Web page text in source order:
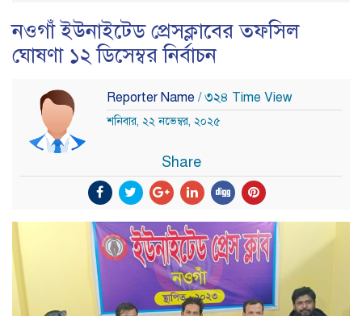
নওগাঁ ইউনাইটেড প্রেসক্লাবের তফসিল
ঘোষণা ১২ ডিসেম্বর নির্বাচন
Reporter Name / ৩২৪ Time View
শনিবার, ২২ নভেম্বর, ২০২৫
Share